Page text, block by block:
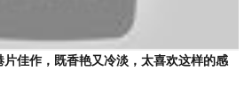
片佳作，既香艳又冷淡，太喜欢这样的感